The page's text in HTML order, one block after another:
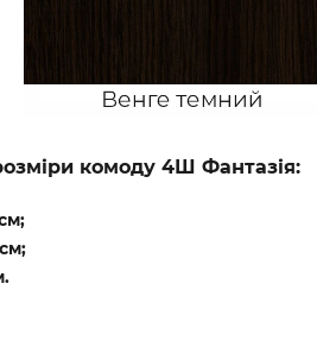
комоду 4Ш Фантазія: